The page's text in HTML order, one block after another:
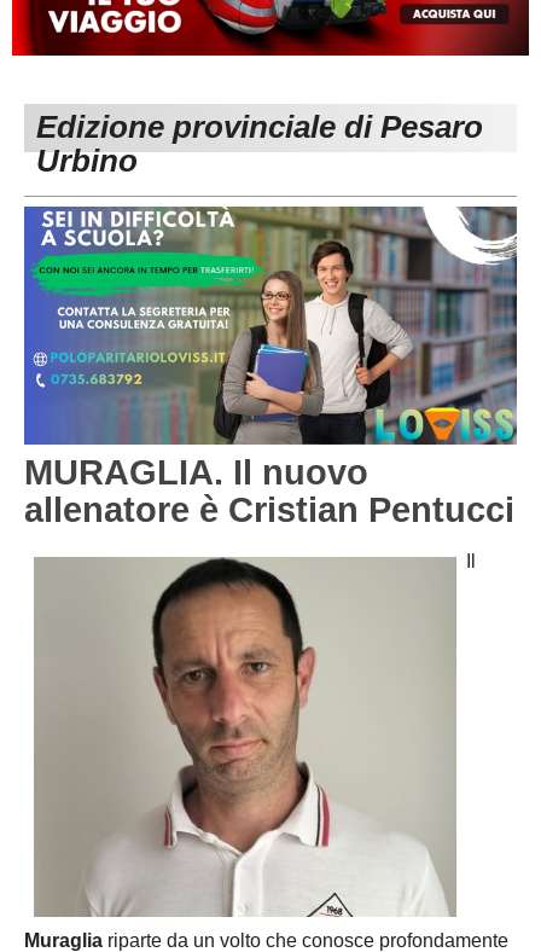
MACERATA
Carica la tua Rosa
ECCELLENZA
1^ CATEGORIA
3^ CATEGORIA
GIOVANILI
REGIONALI
Edizione provinciale di Pesaro
Urbino
MURAGLIA. Il nuovo
allenatore è Cristian Pentucci
Muraglia riparte da un volto che conosce profondamente